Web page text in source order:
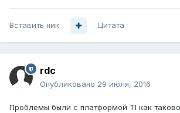
Вставить ник Цитата
rdc
Опубликовано 29 июля, 2016
Проблемы были с платформой TI как